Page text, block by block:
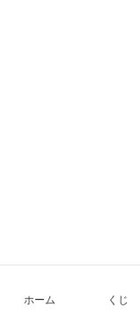
ホーム くじ